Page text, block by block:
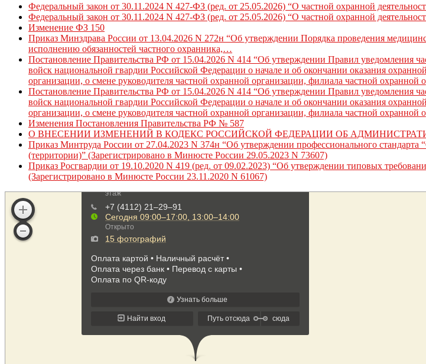
Федеральный закон от 30.11.2024 N 427-ФЗ (ред. от 25.05.2026) “О частной охранной
Федеральный закон от 30.11.2024 N 427-ФЗ (ред. от 25.05.2026) “О частной охранной
Изменение ФЗ 150
Приказ Минздрава России от 13.04.2026 N 272н “Об утверждении Порядка проведения
исполнению обязанностей частного охранника,…
Постановление Правительства РФ от 15.04.2026 N 414 “Об утверждении Правил уведомления
войск национальной гвардии Российской Федерации о начале и об окончании оказания
организации, о смене руководителя частной охранной организации, филиала частной охранной
Постановление Правительства РФ от 15.04.2026 N 414 “Об утверждении Правил уведомления
войск национальной гвардии Российской Федерации о начале и об окончании оказания
организации, о смене руководителя частной охранной организации, филиала частной охранной
Изменения Постановления Правительства РФ № 587
О ВНЕСЕНИИ ИЗМЕНЕНИЙ В КОДЕКС РОССИЙСКОЙ ФЕДЕРАЦИИ ОБ
Приказ Минтруда России от 27.04.2023 N 374н “Об утверждении профессионального
(территории)” (Зарегистрировано в Минюсте России 29.05.2023 N 73607)
Приказ Росгвардии от 19.10.2020 N 419 (ред. от 09.02.2023) “Об утверждении типовых
(Зарегистрировано в Минюсте России 23.11.2020 N 61067)